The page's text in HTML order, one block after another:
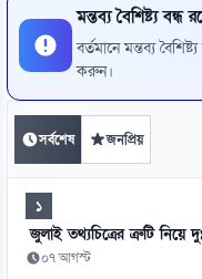
মন্তব্য বৈশিষ্ট্য বন্ধ
বর্তমানে মন্তব্য
করুন।
সর্বশেষ জনপ্রিয়
১
জুলাই তথ্যচিত্রের ত্রুটি নিয়ে
০৭ আগস্ট